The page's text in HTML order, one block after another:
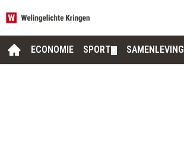
ECONOMIE SPORT SAMENLEVING